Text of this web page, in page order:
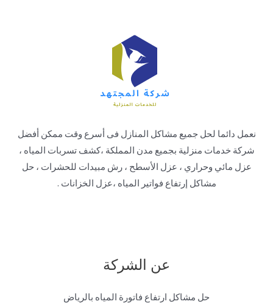
نعمل دائما لحل جميع مشاكل المنازل فى أسرع وقت ممكن أفضل
شركة خدمات منزلية بجميع مدن المملكة ،كشف تسربات المياه ،
عزل مائي وحراري ، عزل الأسطح ، رش مبيدات للحشرات ، حل
مشاكل إرتفاع فواتير المياه ،عزل الخزانات .
عن الشركة
حل مشاكل ارتفاع فاتورة المياه بالرياض